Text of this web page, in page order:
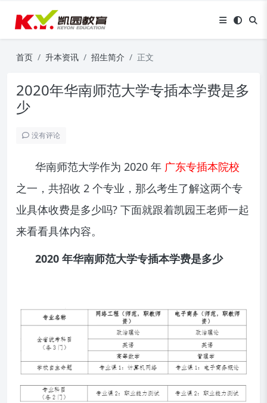
首页 升本资讯 招生简介 正文
2020年华南师范大学专插本学费是多
少
没有评论
华南师范大学作为 2020 年 广东专插本院校
之一，共招收 2 个专业，那么考生了解这两个专
业具体收费是多少吗? 下面就跟着凯园王老师一起
来看看具体内容。
2020 年华南师范大学专插本学费是多少